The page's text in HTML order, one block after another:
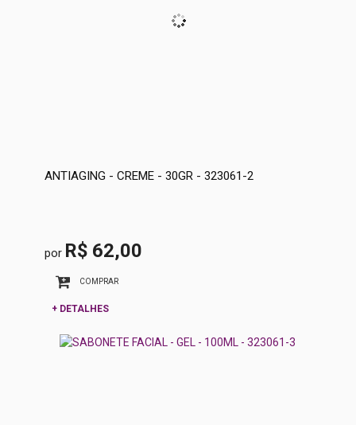
ANTIAGING - CREME - 30GR - 323061-2
por R$ 62,00
COMPRAR
+ DETALHES